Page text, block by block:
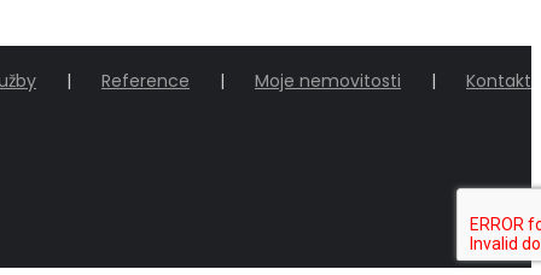
Reference Moje nemovitosti Kontakt